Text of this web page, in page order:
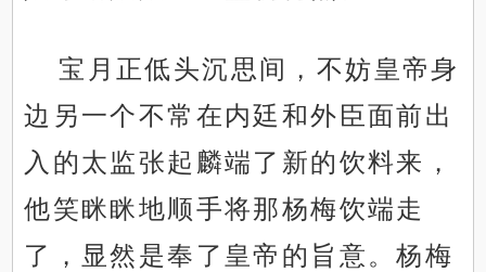
宝月正低头沉思间，不妨皇帝身
边另一个不常在内廷和外臣面前出
入的太监张起麟端了新的饮料来，
他笑眯眯地顺手将那杨梅饮端走
了，显然是奉了皇帝的旨意。杨梅